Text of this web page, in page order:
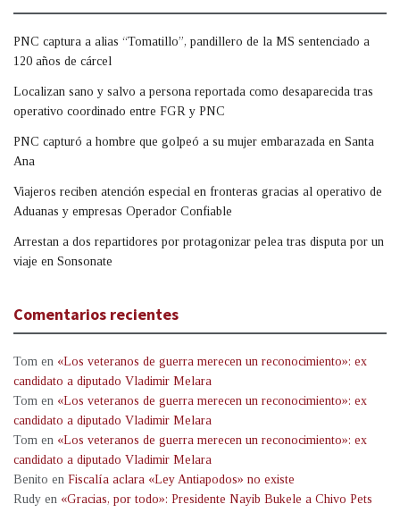
PNC captura a alias “Tomatillo”, pandillero de la MS sentenciado a
120 años de cárcel
Localizan sano y salvo a persona reportada como desaparecida tras
operativo coordinado entre FGR y PNC
PNC capturó a hombre que golpeó a su mujer embarazada en Santa
Ana
Viajeros reciben atención especial en fronteras gracias al operativo de
Aduanas y empresas Operador Confiable
Arrestan a dos repartidores por protagonizar pelea tras disputa por un
viaje en Sonsonate
Comentarios recientes
Tom en «Los veteranos de guerra merecen un reconocimiento»: ex
candidato a diputado Vladimir Melara
Tom en «Los veteranos de guerra merecen un reconocimiento»: ex
candidato a diputado Vladimir Melara
Tom en «Los veteranos de guerra merecen un reconocimiento»: ex
candidato a diputado Vladimir Melara
Benito en Fiscalía aclara «Ley Antiapodos» no existe
Rudy en «Gracias, por todo»: Presidente Nayib Bukele a Chivo Pets